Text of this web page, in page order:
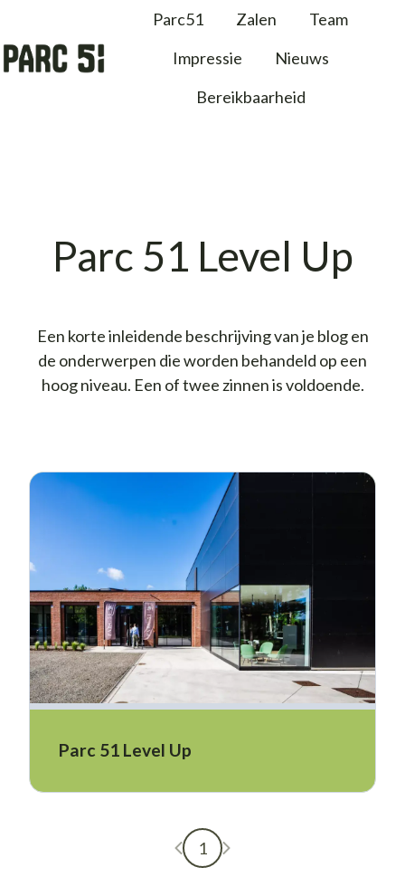
Parc51 Zalen
Team
Impressie
Nieuws
Bereikbaarheid
Parc 51 Level Up
Een korte inleidende beschrijving van je blog en
de onderwerpen die worden behandeld op een
hoog niveau. Een of twee zinnen is voldoende.
Parc 51 Level Up
Vorige pagina
1 Volgende pagina